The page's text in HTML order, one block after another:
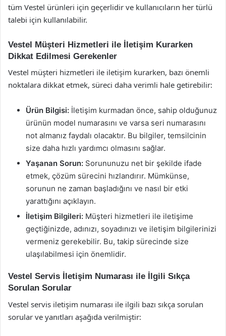
tüm Vestel ürünleri için geçerlidir ve kullanıcıların her türlü
talebi için kullanılabilir.
Vestel Müşteri Hizmetleri ile İletişim Kurarken
Dikkat Edilmesi Gerekenler
Vestel müşteri hizmetleri ile iletişim kurarken, bazı önemli
noktalara dikkat etmek, süreci daha verimli hale getirebilir:
Ürün Bilgisi: İletişim kurmadan önce, sahip olduğunuz
ürünün model numarasını ve varsa seri numarasını
not almanız faydalı olacaktır. Bu bilgiler, temsilcinin
size daha hızlı yardımcı olmasını sağlar.
Yaşanan Sorun: Sorununuzu net bir şekilde ifade
etmek, çözüm sürecini hızlandırır. Mümkünse,
sorunun ne zaman başladığını ve nasıl bir etki
yarattığını açıklayın.
İletişim Bilgileri: Müşteri hizmetleri ile iletişime
geçtiğinizde, adınızı, soyadınızı ve iletişim bilgilerinizi
vermeniz gerekebilir. Bu, takip sürecinde size
ulaşılabilmesi için önemlidir.
Vestel Servis İletişim Numarası ile İlgili Sıkça
Sorulan Sorular
Vestel servis iletişim numarası ile ilgili bazı sıkça sorulan
sorular ve yanıtları aşağıda verilmiştir: